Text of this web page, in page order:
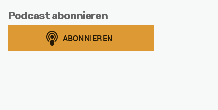
Podcast abonnieren